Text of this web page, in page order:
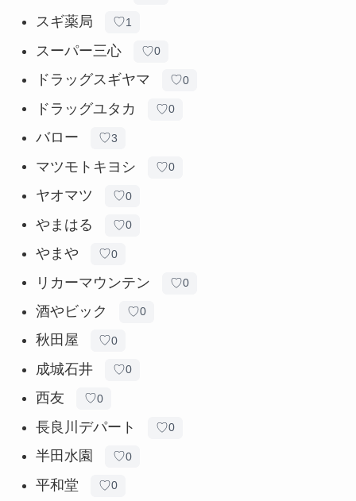
スギ薬局
♡1
スーパー三心 ♡0
ドラッグスギヤマ ♡0
ドラッグユタカ ♡0
バロー ♡3
マツモトキヨシ ♡0
ヤオマツ ♡0
やまはる ♡0
やまや ♡0
リカーマウンテン ♡0
酒やビック ♡0
秋田屋 ♡0
成城石井 ♡0
西友 ♡0
長良川デパート ♡0
半田水園 ♡0
平和堂 ♡0